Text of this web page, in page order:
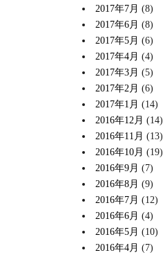
2017年7月 (8)
2017年6月 (8)
2017年5月 (6)
2017年4月 (4)
2017年3月 (5)
2017年2月 (6)
2017年1月 (14)
2016年12月 (14)
2016年11月 (13)
2016年10月 (19)
2016年9月 (7)
2016年8月 (9)
2016年7月 (12)
2016年6月 (4)
2016年5月 (10)
2016年4月 (7)